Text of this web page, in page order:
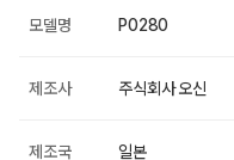
모델명 P0280
제조사 주식회사 오신
제조국 일본